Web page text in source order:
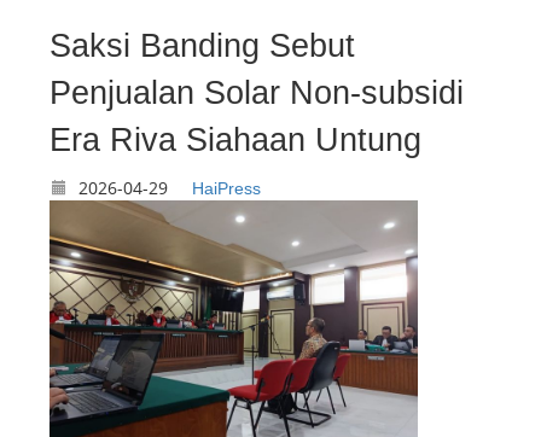
08-07
Pimpinan Komisi X Minta Makalah
MBG yang Catut Prabowo Diusut
08-07
Saksi Banding Sebut
Penjualan Solar Non-subsidi
Era Riva Siahaan Untung
2026-04-29 HaiPress